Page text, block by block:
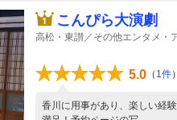
こんぴら大演劇
高松・東讃／その他エンタメ・
5.0 （ 1件）
香川に用事があり、楽しい経